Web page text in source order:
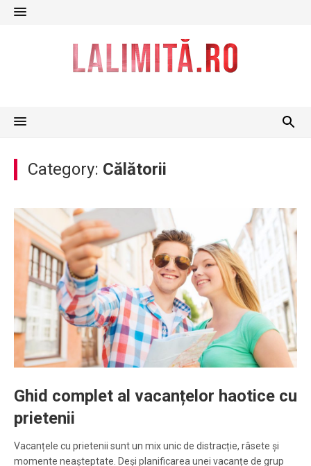
Skip
Category: Călătorii
Ghid complet al vacanțelor haotice cu
prietenii
Vacanțele cu prietenii sunt un mix unic de distracție, râsete și
momente neașteptate. Deși planificarea unei vacanțe de grup